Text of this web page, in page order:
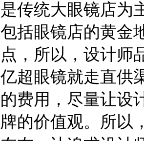
是传统大眼镜店为
包括眼镜店的黄金
点，所以，设计师
亿超眼镜就走直供
的费用，尽量让设
牌的价值观。所以